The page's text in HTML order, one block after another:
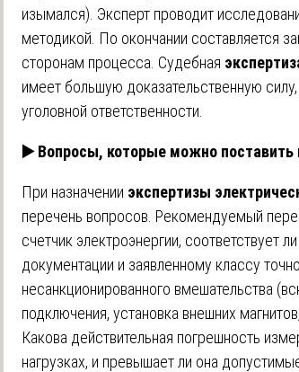
изымался). Эксперт проводит
методикой. По окончании составляется
сторонам процесса. Судебная
имеет большую доказательственную
уголовной ответственности.
▶️Вопросы, которые можно поставить
При назначении экспертизы
перечень вопросов. Рекомендуемый
счетчик электроэнергии, соответствует
документации и заявленному классу
несанкционированного вмешательства
подключения, установка внешних
Какова действительная погрешность
нагрузках, и превышает ли она